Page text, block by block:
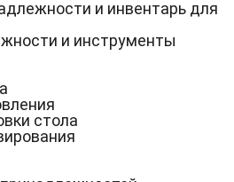
и инвентарь для
и инструменты
стола